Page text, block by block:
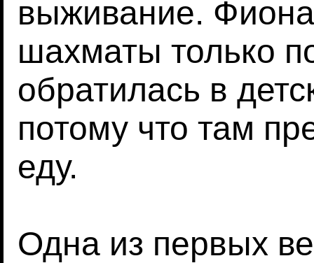
выживание.
шахматы только
обратилась в
потому что там
еду.
Одна из первых